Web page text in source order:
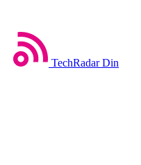
TechRadar Din